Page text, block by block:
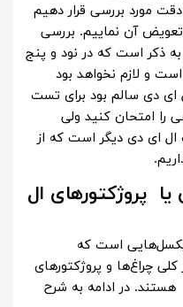
دقت مورد بررسی قرار دهیم
تعویض آن نماییم. بررسی
ذکر است که در نود و پنج
و لازم نخواهد بود
ای دی سالم بود برای تست
را امتحان کنید ولی
ای دی دیگر است که از
پروژکتورهای ال
است که
چراغ‌ها و پروژکتورهای
ال ای دی در دو دسته SMD و DIP هستند. در ادامه به شرح